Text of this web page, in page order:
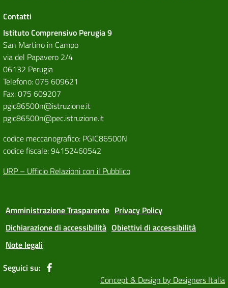
Contatti
Istituto Comprensivo Perugia 9
San Martino in Campo
via del Papavero 2/4
06132 Perugia
Telefono: 075 609621
Fax: 075 609207
pgic86500n@istruzione.it
pgic86500n@pec.istruzione.it
codice meccanografico: PGIC86500N
codice fiscale: 94152460542
URP – Ufficio Relazioni con il Pubblico
Amministrazione Trasparente Privacy Policy
Dichiarazione di accessibilità Obiettivi di accessibilità
Note legali
Seguici su:
Concept & Design by Designers Italia